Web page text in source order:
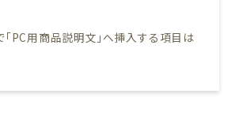
「PC用商品説明文」へ挿入する項目は